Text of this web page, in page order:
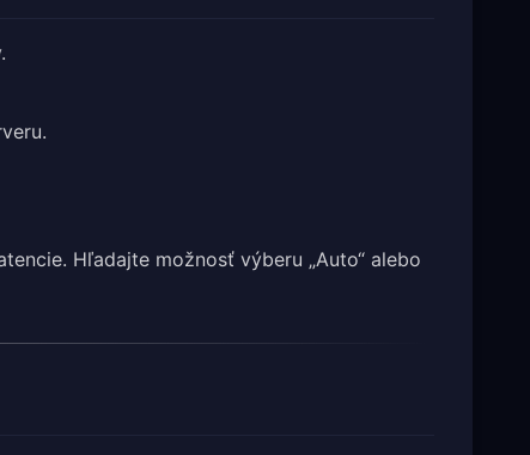
Hľadajte možnosť výberu „Auto“ alebo